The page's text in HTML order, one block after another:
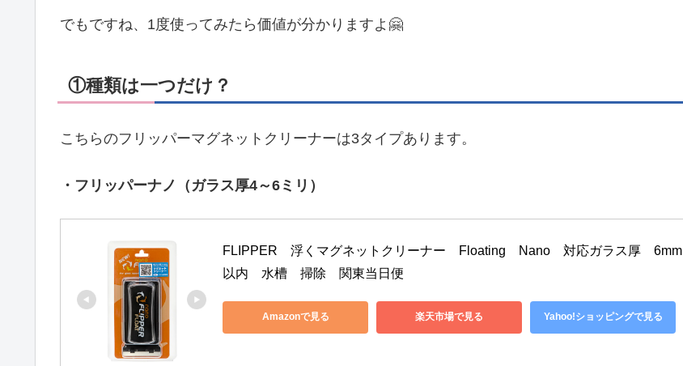
でもですね、1度使ってみたら価値が分かりますよ🤗
①種類は一つだけ？
こちらのフリッパーマグネットクリーナーは3タイプあります。
・フリッパーナノ（ガラス厚4～6ミリ）
FLIPPER　浮くマグネットクリーナー　Floating　Nano　対応ガラス厚　6mm
以内　水槽　掃除　関東当日便
Amazonで見る 楽天市場で見る Yahoo!ショッピングで見る